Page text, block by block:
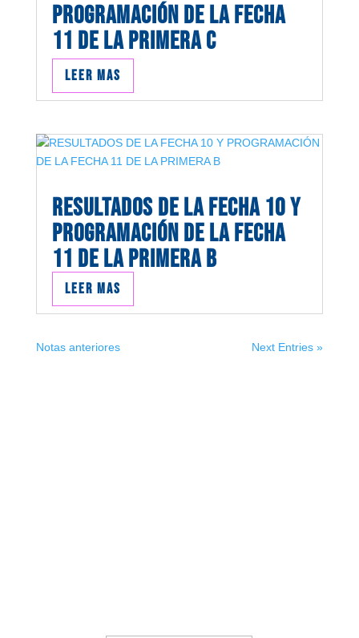
PROGRAMACIÓN DE LA FECHA
11 DE LA PRIMERA C
Leer mas
RESULTADOS DE LA FECHA 10 Y
PROGRAMACIÓN DE LA FECHA
11 DE LA PRIMERA B
Leer mas
Notas anteriores Next Entries »